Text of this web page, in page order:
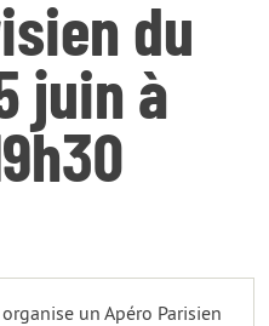
du
juin à
un Apéro Parisien